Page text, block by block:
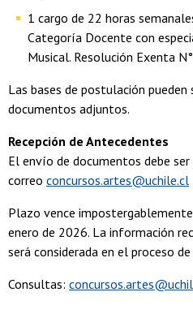
1 cargo de 22 horas
Categoría Docente con
Musical. Resolución Exenta
Las bases de postulación pueden
documentos adjuntos.
Recepción de Antecedentes
El envío de documentos debe
correo concursos.artes@uchile.cl
Plazo vence
enero de 2026. La información
será considerada en el proceso
Consultas: